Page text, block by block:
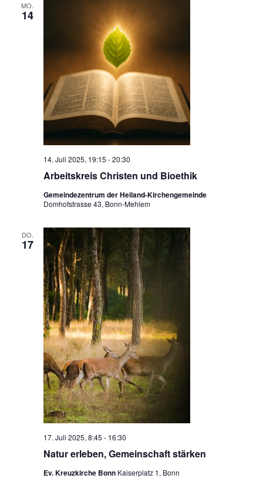
MO.
14
Arbeitskreis Christen und Bioethik
14. Juli 2025, 19:15 -20:30
Gemeindezentrum der Heiland-Kirchengemeinde
Domhofstrasse 43, Bonn-Mehlem
DO.
17
Natur erleben, Gemeinschaft stärken
17. Juli 2025, 8:45 - 16:30
Ev. Kreuzkirche Bonn Kaiserplatz 1, Bonn